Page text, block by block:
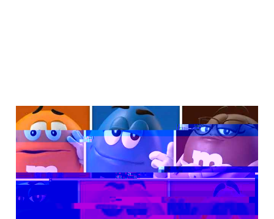
Gisèle Pelicot och
patriarkatets
förgiftade M&Ms
01 maj 2025 5 min read